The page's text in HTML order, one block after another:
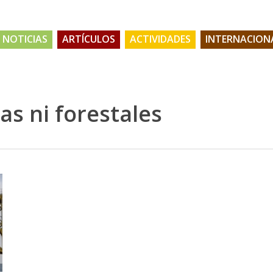
NOTICIAS ARTÍCULOS ACTIVIDADES
ni forestales